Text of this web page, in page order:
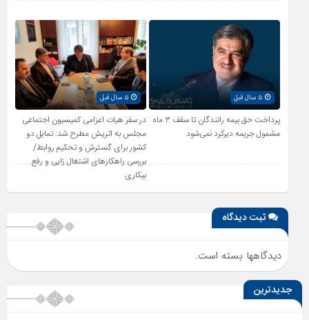
۵ سال قبل
پرداخت حق بیمه رانندگان تا سقف ۳ ماه
مشمول جریمه دیرکرد نمی‌شود
۵ سال قبل
در سفر هیات اعزامی کمیسیون اجتماعی
مجلس به اتریش مطرح شد: تمایل دو
کشور برای گسترش و تحکیم روابط/
بررسی راهکارهای اشتغال زایی و رفع
بیکاری
ثبت دیدگاه
دیدگاهها بسته است.
جدیدترین